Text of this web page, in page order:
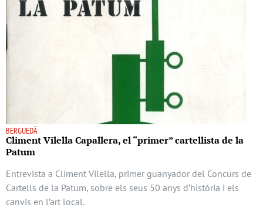
BERGUEDÀ
Climent Vilella Capallera, el “primer” cartellista de la
Patum
Entrevista a Climent Vilella, primer guanyador del Concurs de
Cartells de la Patum, sobre els seus 50 anys d’història i els
canvis en l’art local.